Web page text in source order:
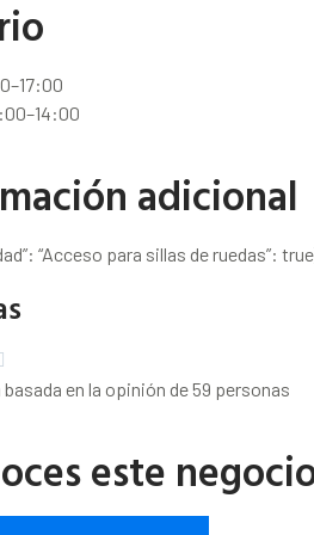
adicional
“Acceso para sillas de ruedas”:
en la opinión de 59 personas
este